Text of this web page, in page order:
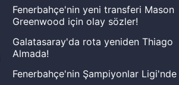
Fenerbahçe'nin yeni transferi Mason
Greenwood için olay sözler!
Galatasaray'da rota yeniden Thiago
Almada!
Fenerbahçe'nin Şampiyonlar Ligi'nde